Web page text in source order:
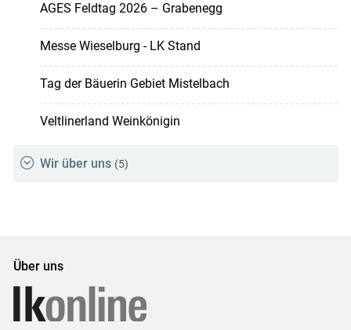
AGES Feldtag 2026 – Grabenegg
Messe Wieselburg - LK Stand
Tag der Bäuerin Gebiet Mistelbach
Veltlinerland Weinkönigin
Wir über uns (5)
Über uns